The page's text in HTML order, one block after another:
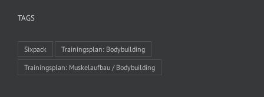
TAGS
Sixpack Trainingsplan: Bodybuilding
Trainingsplan: Muskelaufbau / Bodybuilding